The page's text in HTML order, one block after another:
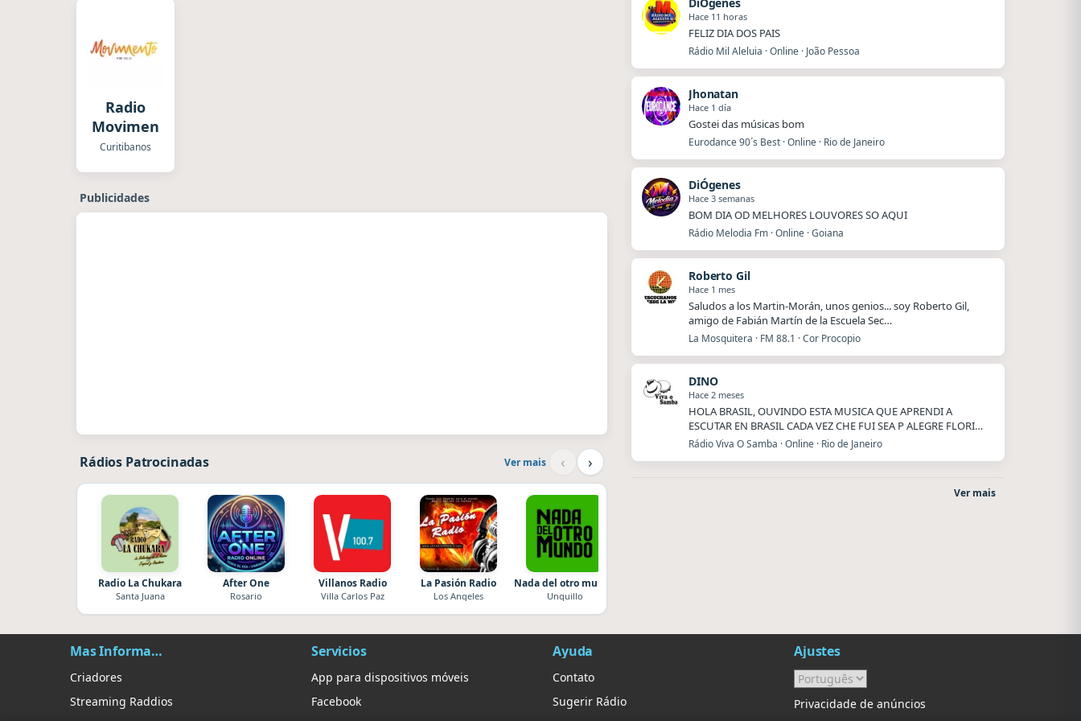
Radio
Movimento
Curitibanos
Publicidades
Rádios Patrocinadas Ver mais ‹ ›
Radio La Chukara
Santa Juana
After One
Rosario
Villanos Radio
Villa Carlos Paz
La Pasión Radio
Los Angeles
Nada del otro mundo
Unquillo
Hace 11 horas
FELIZ DIA DOS PAIS
Rádio Mil Aleluia · Online · João Pessoa
Jhonatan
Hace 1 día
Gostei das músicas bom
Eurodance 90´s Best · Online · Rio de Janeiro
DiÓgenes
Hace 3 semanas
BOM DIA OD MELHORES LOUVORES SO AQUI
Rádio Melodia Fm · Online · Goiana
Roberto Gil
Hace 1 mes
Saludos a los Martin-Morán, unos genios... soy Roberto Gil,
amigo de Fabián Martín de la Escuela Sec…
La Mosquitera · FM 88.1 · Cor Procopio
DINO
Hace 2 meses
HOLA BRASIL, OUVINDO ESTA MUSICA QUE APRENDI A
ESCUTAR EN BRASIL CADA VEZ CHE FUI SEA P ALEGRE FLORI…
Rádio Viva O Samba · Online · Rio de Janeiro
Ver mais
Mas Información
Criadores
Streaming Raddios
Servicios
App para dispositivos móveis
Facebook
Ayuda
Contato
Sugerir Rádio
Ajustes
Privacidade de anúncios